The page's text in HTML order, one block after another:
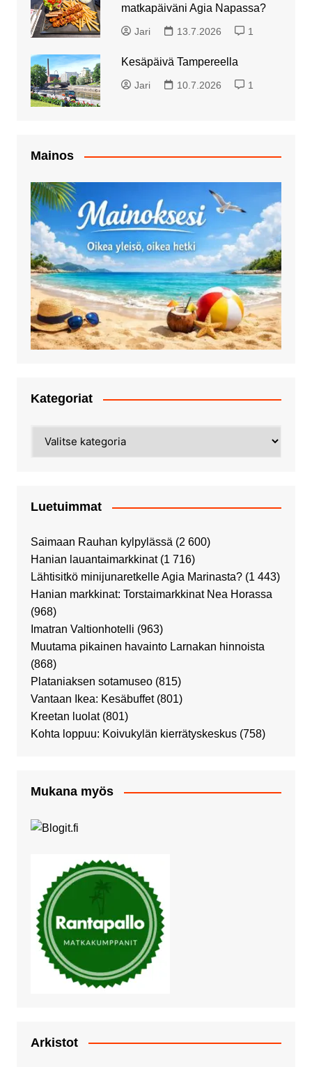
matkapäiväni Agia Napassa?
Jari 13.7.2026 1
Kesäpäivä Tampereella
Jari 10.7.2026 1
Mainos
Kategoriat
Luetuimmat
Saimaan Rauhan kylpylässä (2 600)
Hanian lauantaimarkkinat (1 716)
Lähtisitkö minijunaretkelle Agia Marinasta? (1 443)
Hanian markkinat: Torstaimarkkinat Nea Horassa
(968)
Imatran Valtionhotelli (963)
Muutama pikainen havainto Larnakan hinnoista
(868)
Plataniaksen sotamuseo (815)
Vantaan Ikea: Kesäbuffet (801)
Kreetan luolat (801)
Kohta loppuu: Koivukylän kierrätyskeskus (758)
Mukana myös
Arkistot